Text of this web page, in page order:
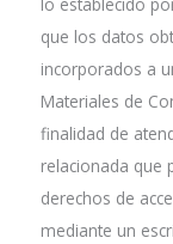
que los datos
incorporados a
Materiales de
finalidad de
relacionada que
derechos de
mediante un